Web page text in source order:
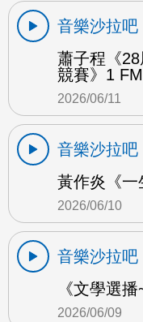
音樂沙拉吧
蕭子程《
競賽》1
2026/06/11
音樂沙拉吧
黃作炎《一
2026/06/10
音樂沙拉吧
《文學選
2026/06/09